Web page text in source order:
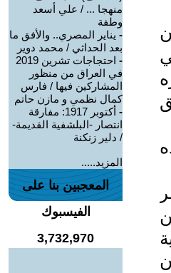
منهجا ... / علي أسعد
وطفة
- يناير المصري.. والأفق ما
بعد الحداثي / محمد دوير
-
احتجاجات تشرين 2019
في العراق من منظور
المشاركين فيها / فارس
كمال نظمي و مازن حاتم
-
أكتوبر 1917: مفارقة
انتصار -البلشفية القديمة-
/ دلير زنكنة
المزيد.....
المعجبين بنا على
الفيسبوك
3,732,970